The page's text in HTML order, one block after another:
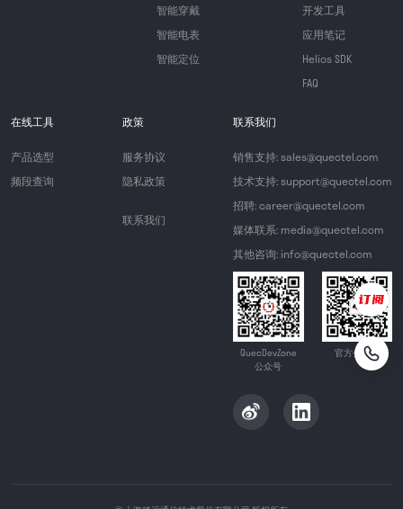
智能穿戴
智能电表
智能定位
开发工具
应用笔记
Helios SDK
FAQ
在线工具
产品选型
频段查询
政策
服务协议
隐私政策
联系我们
联系我们
销售支持: sales@quectel.com
技术支持: support@quectel.com
招聘: career@quectel.com
媒体联系: media@quectel.com
其他咨询: info@quectel.com
QuecDevZone
公众号
官方公众号